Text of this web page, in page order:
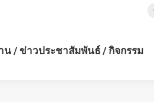
น / ข่าวประชาสัมพันธ์ / กิจกรรม